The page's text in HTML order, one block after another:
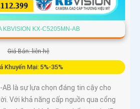
KBVISION KX-C5205MN-AB
Giá Bán: liên hệ
Khuyến Mại: 5%-35%
AB là sự lựa chọn đáng tin cậy cho
Với khả năng cấp nguồn qua cổng